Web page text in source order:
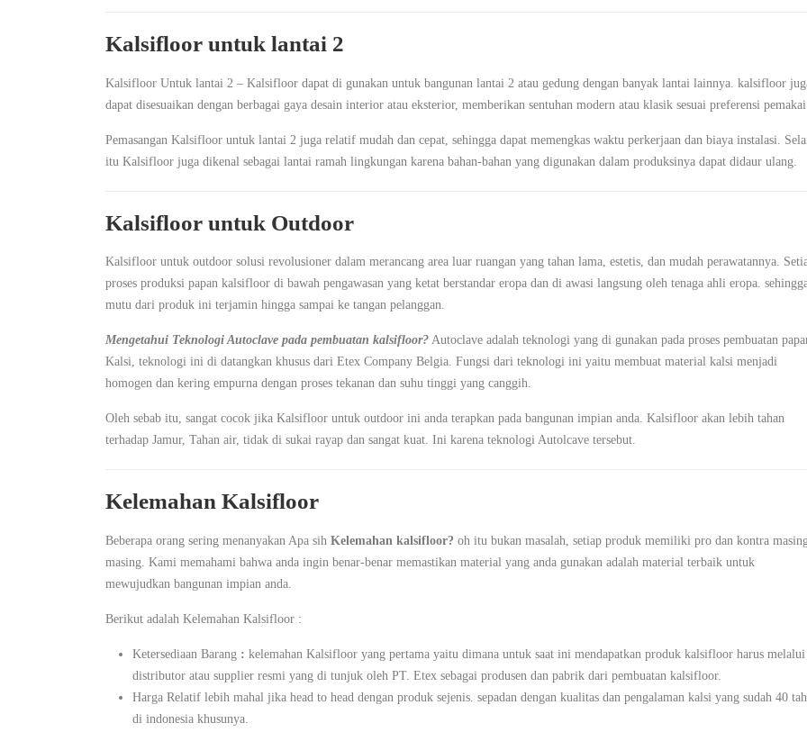
Kalsifloor untuk lantai 2
Kalsifloor Untuk lantai 2 – Kalsifloor dapat di gunakan untuk bangunan lantai 2 atau gedung dengan banyak lantai lainnya. kalsifloor
dapat disesuaikan dengan berbagai gaya desain interior atau eksterior, memberikan sentuhan modern atau klasik sesuai preferensi
Pemasangan Kalsifloor untuk lantai 2 juga relatif mudah dan cepat, sehingga dapat memengkas waktu perkerjaan dan biaya instalasi.
itu Kalsifloor juga dikenal sebagai lantai ramah lingkungan karena bahan-bahan yang digunakan dalam produksinya dapat didaur ulang.
Kalsifloor untuk Outdoor
Kalsifloor untuk outdoor solusi revolusioner dalam merancang area luar ruangan yang tahan lama, estetis, dan mudah perawatannya.
proses produksi papan kalsifloor di bawah pengawasan yang ketat berstandar eropa dan di awasi langsung oleh tenaga ahli eropa.
mutu dari produk ini terjamin hingga sampai ke tangan pelanggan.
Mengetahui Teknologi Autoclave pada pembuatan kalsifloor? Autoclave adalah teknologi yang di gunakan pada proses pembuatan
Kalsi, teknologi ini di datangkan khusus dari Etex Company Belgia. Fungsi dari teknologi ini yaitu membuat material kalsi menjadi
homogen dan kering empurna dengan proses tekanan dan suhu tinggi yang canggih.
Oleh sebab itu, sangat cocok jika Kalsifloor untuk outdoor ini anda terapkan pada bangunan impian anda. Kalsifloor akan lebih tahan
terhadap Jamur, Tahan air, tidak di sukai rayap dan sangat kuat. Ini karena teknologi Autolcave tersebut.
Kelemahan Kalsifloor
Beberapa orang sering menanyakan Apa sih Kelemahan kalsifloor? oh itu bukan masalah, setiap produk memiliki pro dan kontra
masing. Kami memahami bahwa anda ingin benar-benar memastikan material yang anda gunakan adalah material terbaik untuk
mewujudkan bangunan impian anda.
Berikut adalah Kelemahan Kalsifloor :
Ketersediaan Barang : kelemahan Kalsifloor yang pertama yaitu dimana untuk saat ini mendapatkan produk kalsifloor harus melalui
distributor atau supplier resmi yang di tunjuk oleh PT. Etex sebagai produsen dan pabrik dari pembuatan kalsifloor.
Harga Relatif lebih mahal jika head to head dengan produk sejenis. sepadan dengan kualitas dan pengalaman kalsi yang sudah 40
di indonesia khusunya.